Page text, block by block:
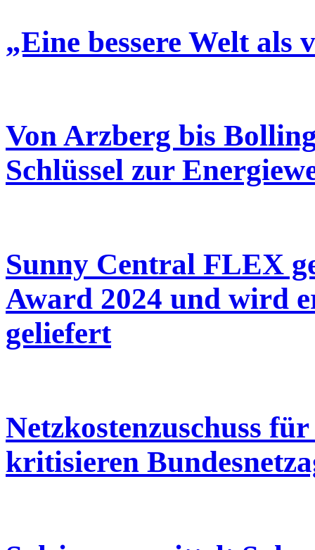
„Eine bessere Welt als
Von Arzberg bis
Schlüssel zur
Sunny Central FLEX
Award 2024 und wird
geliefert
Netzkostenzuschuss
kritisieren